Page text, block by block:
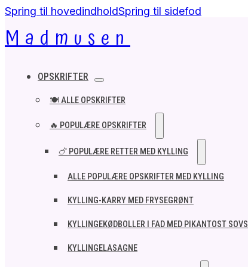
Spring til hovedindholdSpring til sidefod
Madmusen
OPSKRIFTER
🍽️ ALLE OPSKRIFTER
🔥 POPULÆRE OPSKRIFTER
🍗 POPULÆRE RETTER MED KYLLING
ALLE POPULÆRE OPSKRIFTER MED KYLLING
KYLLING-KARRY MED FRYSEGRØNT
KYLLINGEKØDBOLLER I FAD MED PIKANTOST SOVS
KYLLINGELASAGNE